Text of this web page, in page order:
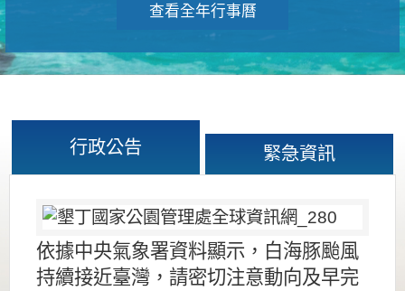
查看全年行事曆
行政公告 緊急資訊
依據中央氣象署資料顯示，白海豚颱風
持續接近臺灣，請密切注意動向及早完